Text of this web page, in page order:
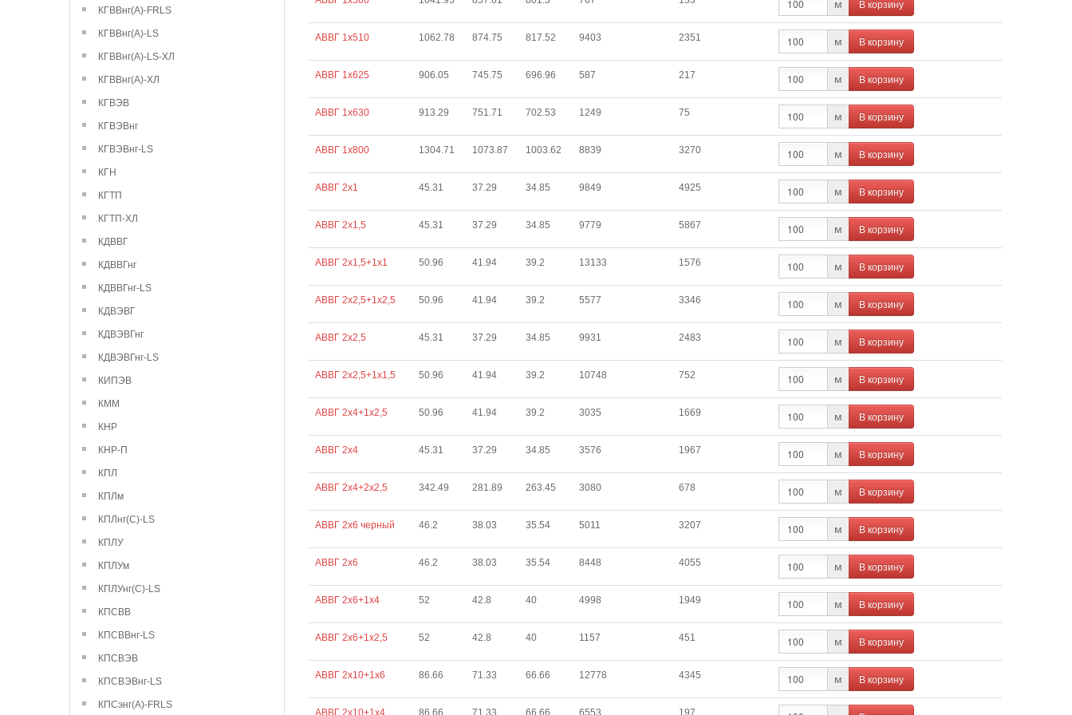
КГВВнг(А)-FRLS
КГВВнг(А)-LS
КГВВнг(А)-LS-ХЛ
КГВВнг(А)-ХЛ
КГВЭВ
КГВЭВнг
КГВЭВнг-LS
КГН
КГТП
КГТП-ХЛ
КДВВГ
КДВВГнг
КДВВГнг-LS
КДВЭВГ
КДВЭВГнг
КДВЭВГнг-LS
КИПЭВ
КММ
КНР
КНР-П
КПЛ
КПЛм
КПЛнг(С)-LS
КПЛУ
КПЛУм
КПЛУнг(С)-LS
КПСВВ
КПСВВнг-LS
КПСВЭВ
КПСВЭВнг-LS
КПСэнг(А)-FRLS
м В корзину
АВВГ 1х510 1062.78 874.75 817.52 9403 2351 м В корзину
АВВГ 1х625 906.05 745.75 696.96 587 217 м В корзину
АВВГ 1х630 913.29 751.71 702.53 1249 75 м В корзину
АВВГ 1х800 1304.71 1073.87 1003.62 8839 3270 м В корзину
АВВГ 2х1 45.31 37.29 34.85 9849 4925 м В корзину
АВВГ 2х1,5 45.31 37.29 34.85 9779 5867 м В корзину
АВВГ 2х1,5+1х1 50.96 41.94 39.2 13133 1576 м В корзину
АВВГ 2х2,5+1х2,5 50.96 41.94 39.2 5577 3346 м В корзину
АВВГ 2х2,5 45.31 37.29 34.85 9931 2483 м В корзину
АВВГ 2х2,5+1х1,5 50.96 41.94 39.2 10748 752 м В корзину
АВВГ 2х4+1х2,5 50.96 41.94 39.2 3035 1669 м В корзину
АВВГ 2х4 45.31 37.29 34.85 3576 1967 м В корзину
АВВГ 2х4+2х2,5 342.49 281.89 263.45 3080 678 м В корзину
АВВГ 2х6 черный 46.2 38.03 35.54 5011 3207 м В корзину
АВВГ 2х6 46.2 38.03 35.54 8448 4055 м В корзину
АВВГ 2х6+1х4 52 42.8 40 4998 1949 м В корзину
АВВГ 2х6+1х2,5 52 42.8 40 1157 451 м В корзину
АВВГ 2х10+1х6 86.66 71.33 66.66 12778 4345 м В корзину
АВВГ 2х10+1х4 86.66 71.33 66.66 6553 197